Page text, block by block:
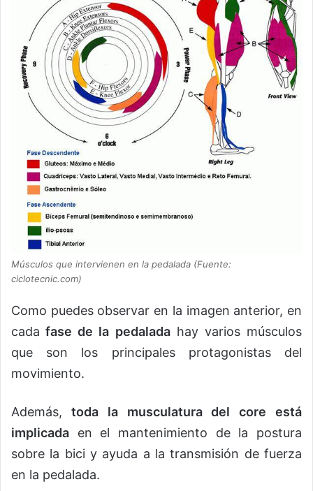
Músculos que intervienen en la pedalada (Fuente:
ciclotecnic.com)
Como puedes observar en la imagen anterior, en
cada fase de la pedaladahay varios músculos
que son los principales protagonistas del
movimiento.
Además, toda la musculatura del core está
implicada en el mantenimiento de la postura
sobre la bici y ayuda a la transmisión de fuerza
en la pedalada.